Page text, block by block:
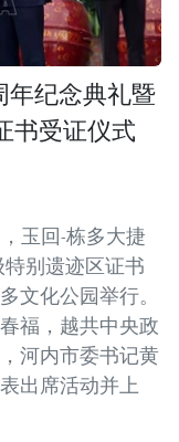
年纪念典礼暨
书受证仪式
玉回-栋多大捷
特别遗迹区证书
文化公园举行。
福，越共中央政
河内市委书记黄
出席活动并上